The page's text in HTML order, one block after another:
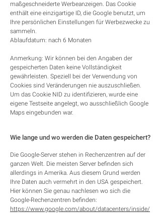
maßgeschneiderte Werbeanzeigen. Das Cookie
enthält eine einzigartige ID, die Google benutzt, um
Ihre persönlichen Einstellungen für Werbezwecke zu
sammeln.
Ablaufdatum: nach 6 Monaten
Anmerkung: Wir können bei den Angaben der
gespeicherten Daten keine Vollständigkeit
gewährleisten. Speziell bei der Verwendung von
Cookies sind Veränderungen nie auszuschließen.
Um das Cookie NID zu identifizieren, wurde eine
eigene Testseite angelegt, wo ausschließlich Google
Maps eingebunden war.
Wie lange und wo werden die Daten gespeichert?
Die Google-Server stehen in Rechenzentren auf der
ganzen Welt. Die meisten Server befinden sich
allerdings in Amerika. Aus diesem Grund werden
Ihre Daten auch vermehrt in den USA gespeichert.
Hier können Sie genau nachlesen wo sich die
Google-Rechenzentren befinden:
https://www.google.com/about/datacenters/inside/